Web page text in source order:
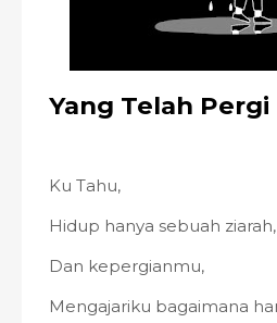
Yang Telah Pergi
Ku Tahu,
Hidup hanya sebuah ziarah,
Dan kepergianmu,
Mengajariku bagaimana